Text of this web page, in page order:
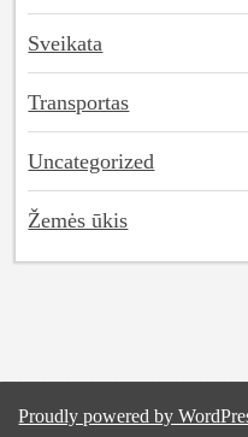
Sveikata
Transportas
Uncategorized
Žemės ūkis
Proudly powered by